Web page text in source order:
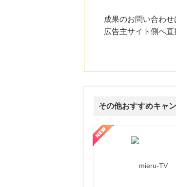
成果のお問い合わ
広告主サイト側へ
その他おすすめキャ
【LOJEL公式サイト】スーツケ
【ロデオドラ